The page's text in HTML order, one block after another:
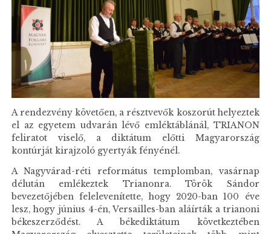
A rendezvény követően, a résztvevők koszorút helyeztek
el az egyetem udvarán lévő emléktáblánál, TRIANON
feliratot viselő, a diktátum előtti Magyarország
kontúrját kirajzoló gyertyák fényénél.
A Nagyvárad-réti református templomban, vasárnap
délután emlékeztek Trianonra. Török Sándor
bevezetőjében felelevenítette, hogy 2020-ban 100 éve
lesz, hogy június 4-én, Versailles-ban aláírták a trianoni
békeszerződést. A békediktátum következtében